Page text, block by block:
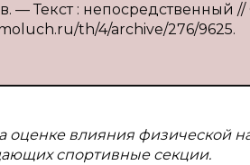
— Текст : непосредственный
th/4/archive/276/9625.
оценке влияния физической
спортивные секции.